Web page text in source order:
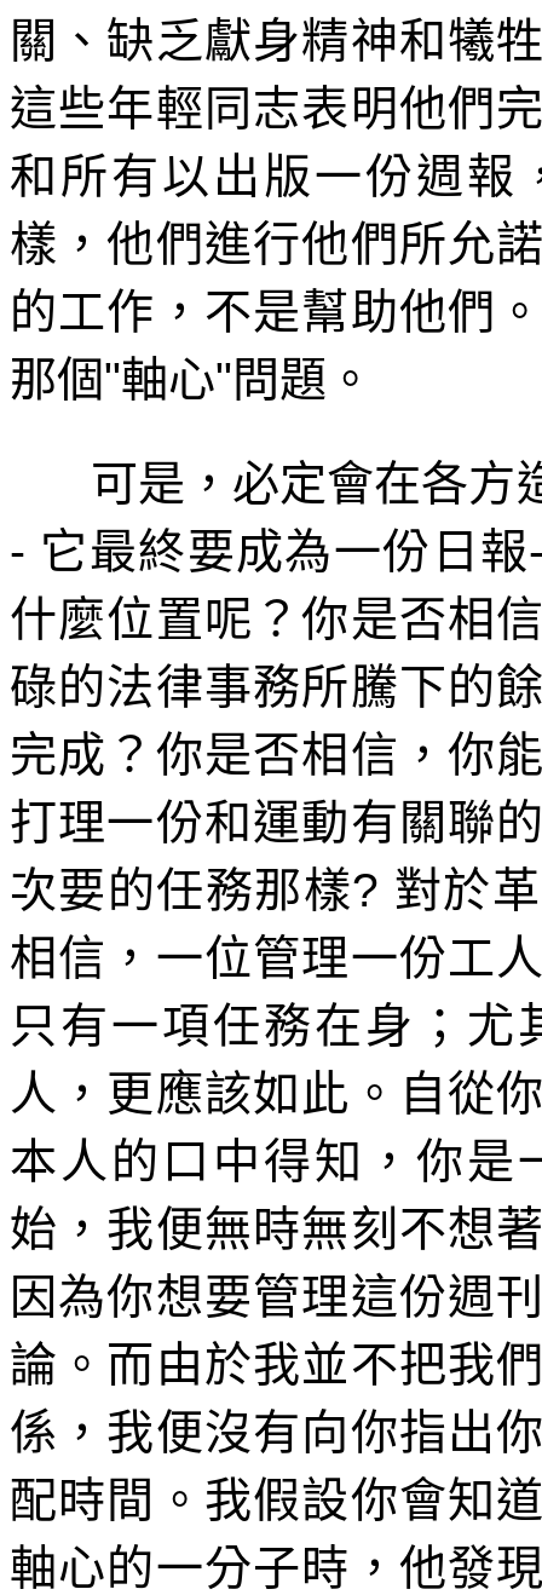
關、缺乏獻身精神和犧
這些年輕同志表明他們
和所有以出版一份週報
樣，他們進行他們所允
的工作，不是幫助他們
那個"軸心"問題。
可是，必定會在各方
- 它最終要成為一份日報
什麼位置呢？你是否相
碌的法律事務所騰下的
完成？你是否相信，你
打理一份和運動有關聯
次要的任務那樣? 對於
相信，一位管理一份工
只有一項任務在身；
人，更應該如此。自從
本人的口中得知，你是
始，我便無時無刻不想
因為你想要管理這份週
論。而由於我並不把我
係，我便沒有向你指出
配時間。我假設你會知
軸心的一分子時，他發